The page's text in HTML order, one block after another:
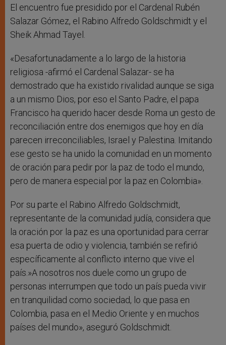
El encuentro fue presidido por el Cardenal Rubén
Salazar Gómez, el Rabino Alfredo Goldschmidt y el
Sheik Ahmad Tayel.
«Desafortunadamente a lo largo de la historia
religiosa -afirmó el Cardenal Salazar- se ha
demostrado que ha existido rivalidad aunque se siga
a un mismo Dios, por eso el Santo Padre, el papa
Francisco ha querido hacer desde Roma un gesto de
reconciliación entre dos enemigos que hoy en día
parecen irreconciliables, Israel y Palestina. Imitando
ese gesto se ha unido la comunidad en un momento
de oración para pedir por la paz de todo el mundo,
pero de manera especial por la paz en Colombia».
Por su parte el Rabino Alfredo Goldschmidt,
representante de la comunidad judía, considera que
la oración por la paz es una oportunidad para cerrar
esa puerta de odio y violencia, también se refirió
específicamente al conflicto interno que vive el
país.»A nosotros nos duele como un grupo de
personas interrumpen que todo un país pueda vivir
en tranquilidad como sociedad, lo que pasa en
Colombia, pasa en el Medio Oriente y en muchos
países del mundo», aseguró Goldschmidt.